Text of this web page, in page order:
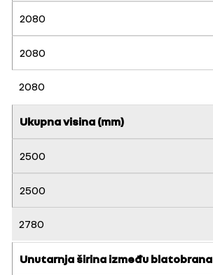
2080
2080
2080
Ukupna visina (mm)
2500
2500
2780
Unutarnja širina između blatobrana